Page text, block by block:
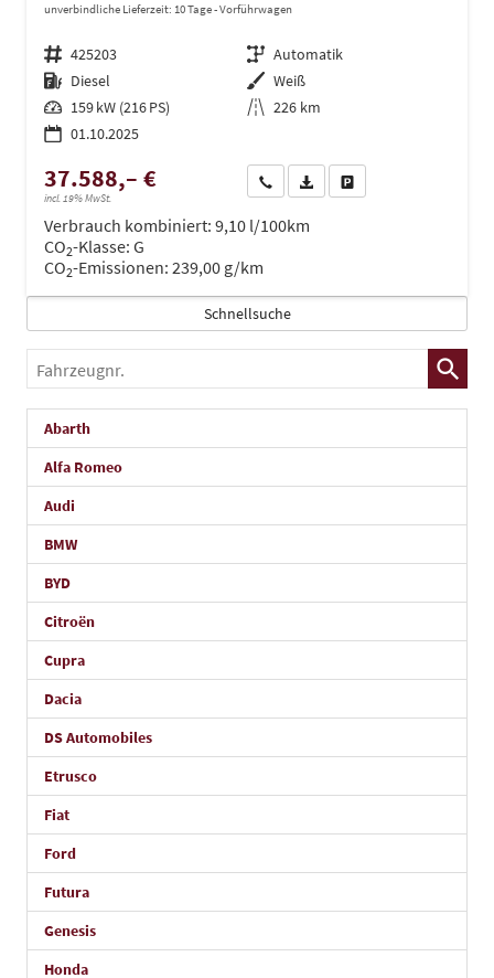
unverbindliche Lieferzeit: 10 Tage Vorführwagen
Fahrzeugnr. 425203 Getriebe Automatik
Kraftstoff Diesel Außenfarbe Weiß
Leistung 159 kW (216 PS) Kilometerstand 226 km
01.10.2025
37.588,– €
incl. 19% MwSt.
Wir rufen Sie anPDF-Datei, Fahrzeugexposé
Verbrauch kombiniert: 9,10 l/100km
CO2-Klasse: G
CO2-Emissionen: 239,00 g/km
Schnellsuche
Fahrzeugnr.
Abarth
Alfa Romeo
Audi
BMW
BYD
Citroën
Cupra
Dacia
DS Automobiles
Etrusco
Fiat
Ford
Futura
Genesis
Honda